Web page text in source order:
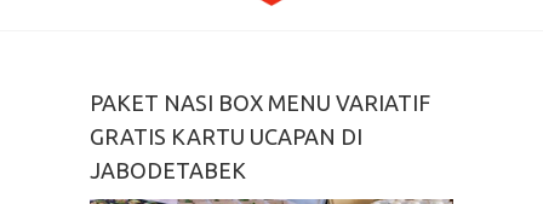
PAKET NASI BOX MENU VARIATIF
GRATIS KARTU UCAPAN DI
JABODETABEK